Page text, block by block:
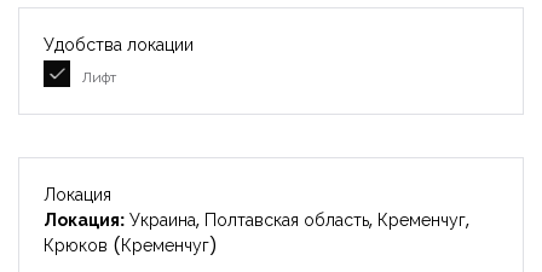
Удобства локации
Лифт
Локация
Локация: Украина, Полтавская область, Кременчуг,
Крюков (Кременчуг)